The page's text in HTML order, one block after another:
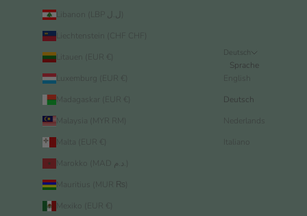
Liechtenstein (CHF CHF)
Litauen (EUR €)
Luxemburg (EUR €)
Madagaskar (EUR €)
Malaysia (MYR RM)
Malta (EUR €)
Mauritius (MUR ₨)
Mexiko (EUR €)
Deutsch
Sprache
English
Deutsch
Nederlands
Italiano